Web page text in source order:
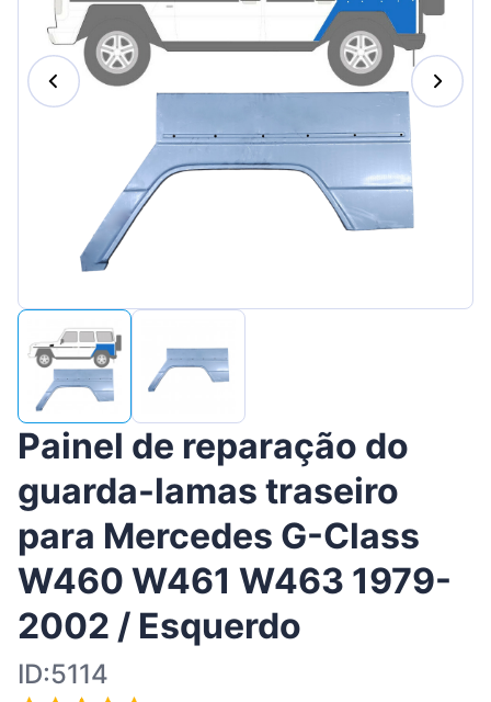
Suomen
Magyar
Painel de reparação do
guarda-lamas traseiro
para Mercedes G-Class
W460 W461 W463 1979-
2002 / Esquerdo
ID:5114